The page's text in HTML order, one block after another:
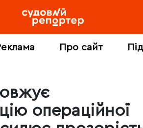
Про сайт
операційної